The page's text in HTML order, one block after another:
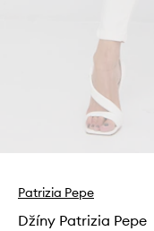
Patrizia Pepe
Džíny Patrizia Pepe